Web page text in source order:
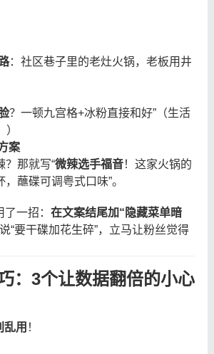
：社区巷子里的老灶火锅，老板用井
？一顿九宫格+冰粉直接和好”（生活
案
？那就写“微辣选手福音！这家火锅的
，蘸碟可调粤式口味”。
一招： 在文案结尾加“隐藏菜单暗
“要干碟加花生碎”，立马让粉丝觉得
：3个让数据翻倍的小心
用 ！